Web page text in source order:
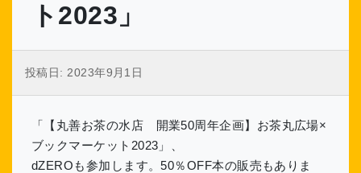
ト2023」
投稿日: 2023年9月1日
「【丸善お茶の水店 開業50周年企画】お茶丸広場×
ブックマーケット2023」、
dZEROも参加します。50％OFF本の販売もありま